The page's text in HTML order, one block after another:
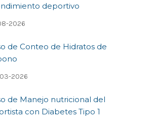
deportivo
2026
de Conteo de Hidratos de
2026
de Manejo nutricional del
con Diabetes Tipo 1